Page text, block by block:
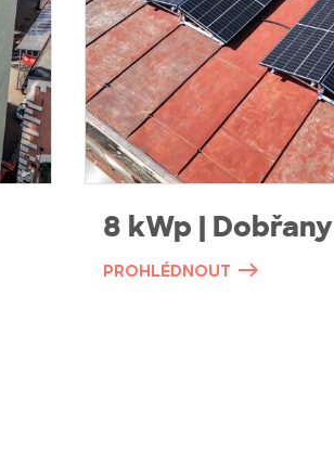
8 kWp | Dobřany
PROHLÉDNOUT